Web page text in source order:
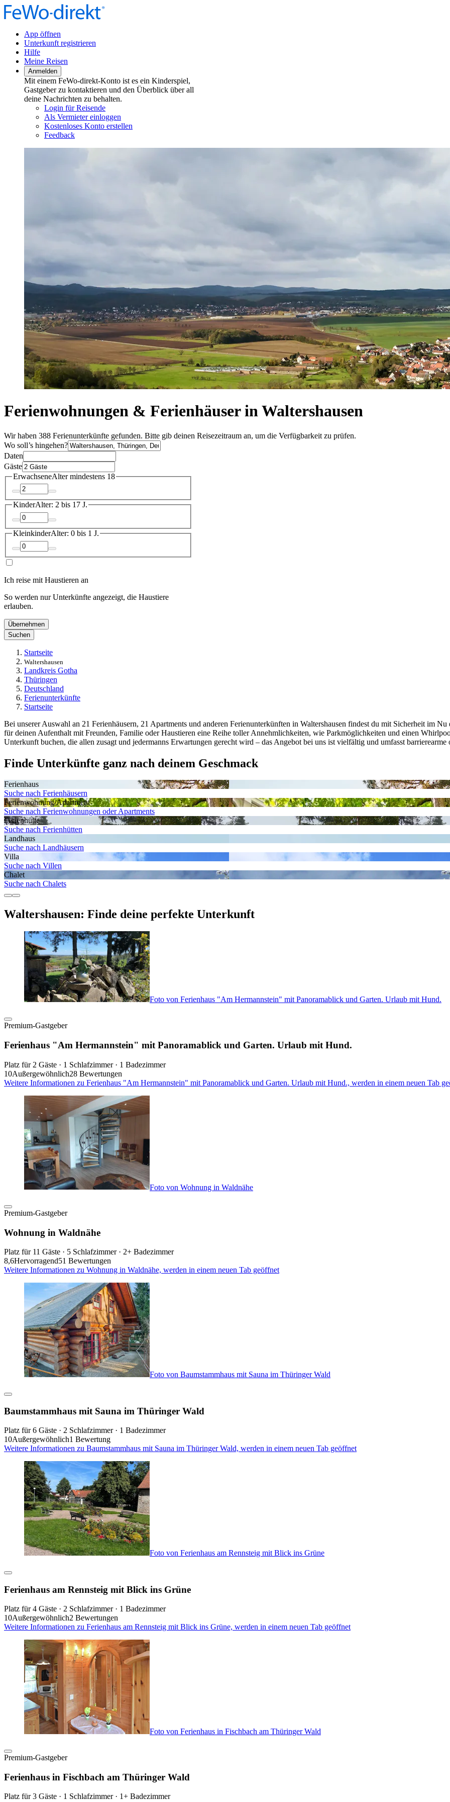
App öffnen
Unterkunft registrieren
Hilfe
Meine Reisen
Anmelden
Mit einem FeWo-direkt-Konto ist es ein Kinderspiel,
Gastgeber zu kontaktieren und den Überblick über all
deine Nachrichten zu behalten.
Login für Reisende
Als Vermieter einloggen
Kostenloses Konto erstellen
Feedback
Ferienwohnungen & Ferienhäuser in Waltershausen
Wir haben 388 Ferienunterkünfte gefunden. Bitte gib deinen Reisezeitraum an, um die Verfügbarkeit zu prüfen.
Wo soll’s hingehen?
Daten
Gäste
ErwachseneAlter mindestens 18
KinderAlter: 2 bis 17 J.
KleinkinderAlter: 0 bis 1 J.
Ich reise mit Haustieren an
So werden nur Unterkünfte angezeigt, die Haustiere
erlauben.
Übernehmen
Suchen
Startseite
Waltershausen
Landkreis Gotha
Thüringen
Deutschland
Ferienunterkünfte
Startseite
Bei unserer Auswahl an 21 Ferienhäusern, 21 Apartments und anderen Ferienunterkünften in Waltershausen findest du mit Sicherheit im
für deinen Aufenthalt mit Freunden, Familie oder Haustieren eine Reihe toller Annehmlichkeiten, wie Parkmöglichkeiten und einen
Unterkunft buchen, die allen zusagt und jedermanns Erwartungen gerecht wird – das Angebot bei uns ist vielfältig und umfasst
Finde Unterkünfte ganz nach deinem Geschmack
Ferienhaus
Suche nach Ferienhäusern
Ferienwohnung/Apartment
Suche nach Ferienwohnungen oder Apartments
Ferienhütte
Suche nach Ferienhütten
Landhaus
Suche nach Landhäusern
Villa
Suche nach Villen
Chalet
Suche nach Chalets
Waltershausen: Finde deine perfekte Unterkunft
Foto von Ferienhaus "Am Hermannstein" mit Panoramablick und Garten. Urlaub mit Hund.
Premium-Gastgeber
Ferienhaus "Am Hermannstein" mit Panoramablick und Garten. Urlaub mit Hund.
Platz für 2 Gäste · 1 Schlafzimmer · 1 Badezimmer
10Außergewöhnlich28 Bewertungen
Weitere Informationen zu Ferienhaus "Am Hermannstein" mit Panoramablick und Garten. Urlaub mit Hund., werden in einem neuen Tab
Foto von Wohnung in Waldnähe
Premium-Gastgeber
Wohnung in Waldnähe
Platz für 11 Gäste · 5 Schlafzimmer · 2+ Badezimmer
8,6Hervorragend51 Bewertungen
Weitere Informationen zu Wohnung in Waldnähe, werden in einem neuen Tab geöffnet
Foto von Baumstammhaus mit Sauna im Thüringer Wald
Baumstammhaus mit Sauna im Thüringer Wald
Platz für 6 Gäste · 2 Schlafzimmer · 1 Badezimmer
10Außergewöhnlich1 Bewertung
Weitere Informationen zu Baumstammhaus mit Sauna im Thüringer Wald, werden in einem neuen Tab geöffnet
Foto von Ferienhaus am Rennsteig mit Blick ins Grüne
Ferienhaus am Rennsteig mit Blick ins Grüne
Platz für 4 Gäste · 2 Schlafzimmer · 1 Badezimmer
10Außergewöhnlich2 Bewertungen
Weitere Informationen zu Ferienhaus am Rennsteig mit Blick ins Grüne, werden in einem neuen Tab geöffnet
Foto von Ferienhaus in Fischbach am Thüringer Wald
Premium-Gastgeber
Ferienhaus in Fischbach am Thüringer Wald
Platz für 3 Gäste · 1 Schlafzimmer · 1+ Badezimmer